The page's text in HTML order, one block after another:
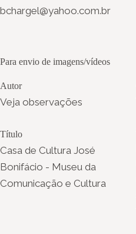
bchargel@yahoo.com.br
Para envio de imagens/vídeos
Autor
Veja observações
Título
Casa de Cultura José
Bonifácio - Museu da
Comunicação e Cultura